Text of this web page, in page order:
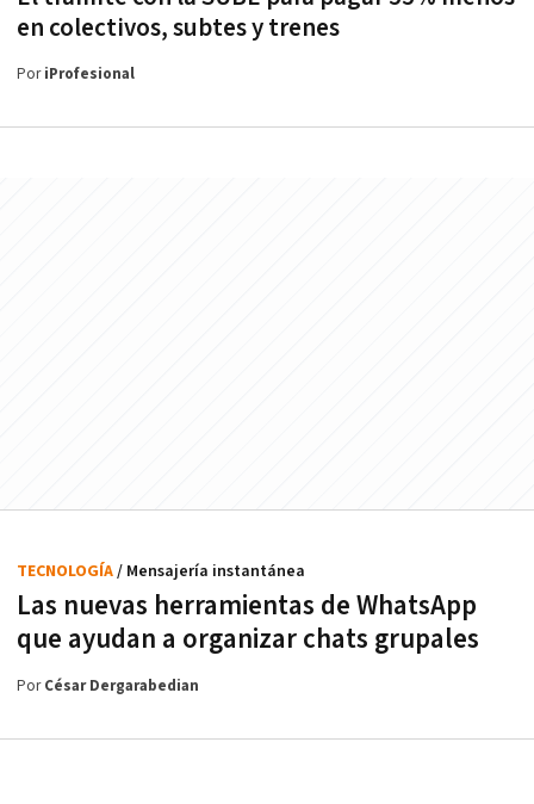
en colectivos, subtes y trenes
PoriProfesional
Las nuevas herramientas de WhatsApp
que ayudan a organizar chats grupales
TECNOLOGÍA/ Mensajería instantánea
PorCésar Dergarabedian